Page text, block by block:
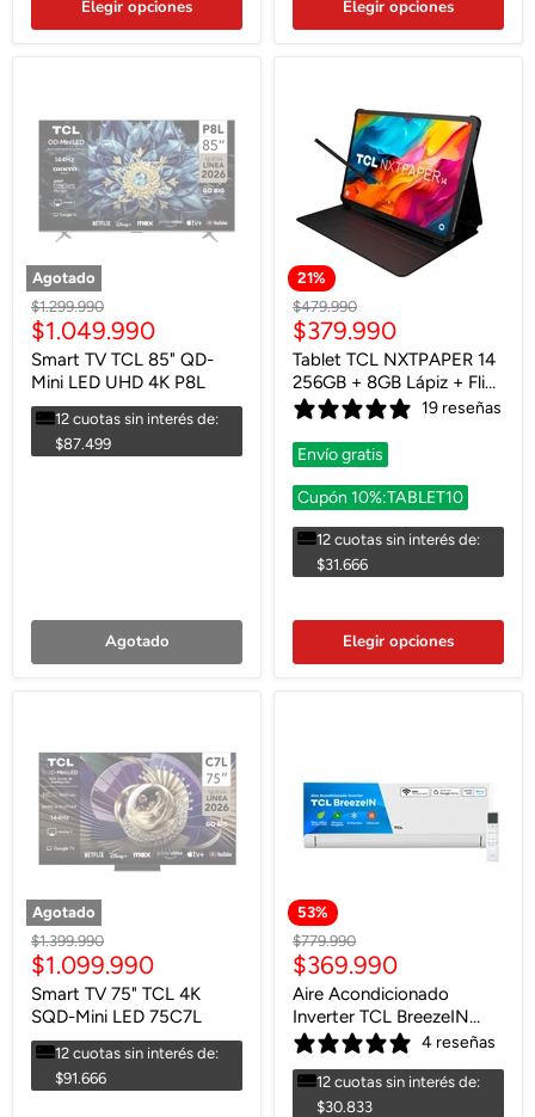
Elegir opciones Elegir opciones
Agotado
Precio
original
$1.299.990
Precio
actual
$1.049.990
Smart TV TCL 85" QD-
Mini LED UHD 4K P8L
12 cuotas sin interés de:
$87.499
Agotado
21%
Precio
original
$479.990
Precio
actual
$379.990
Tablet TCL NXTPAPER 14
256GB + 8GB Lápiz + Flip
Case
19 reseñas
Envío gratis
Cupón 10%:TABLET10
12 cuotas sin interés de:
$31.666
Elegir opciones
Agotado
Precio
original
$1.399.990
Precio
actual
$1.099.990
Smart TV 75" TCL 4K
SQD-Mini LED 75C7L
12 cuotas sin interés de:
$91.666
53%
Precio
original
$779.990
Precio
actual
$369.990
Aire Acondicionado
Inverter TCL BreezeIN
18000 BTU WIFI4 reseñas
12 cuotas sin interés de:
$30.833